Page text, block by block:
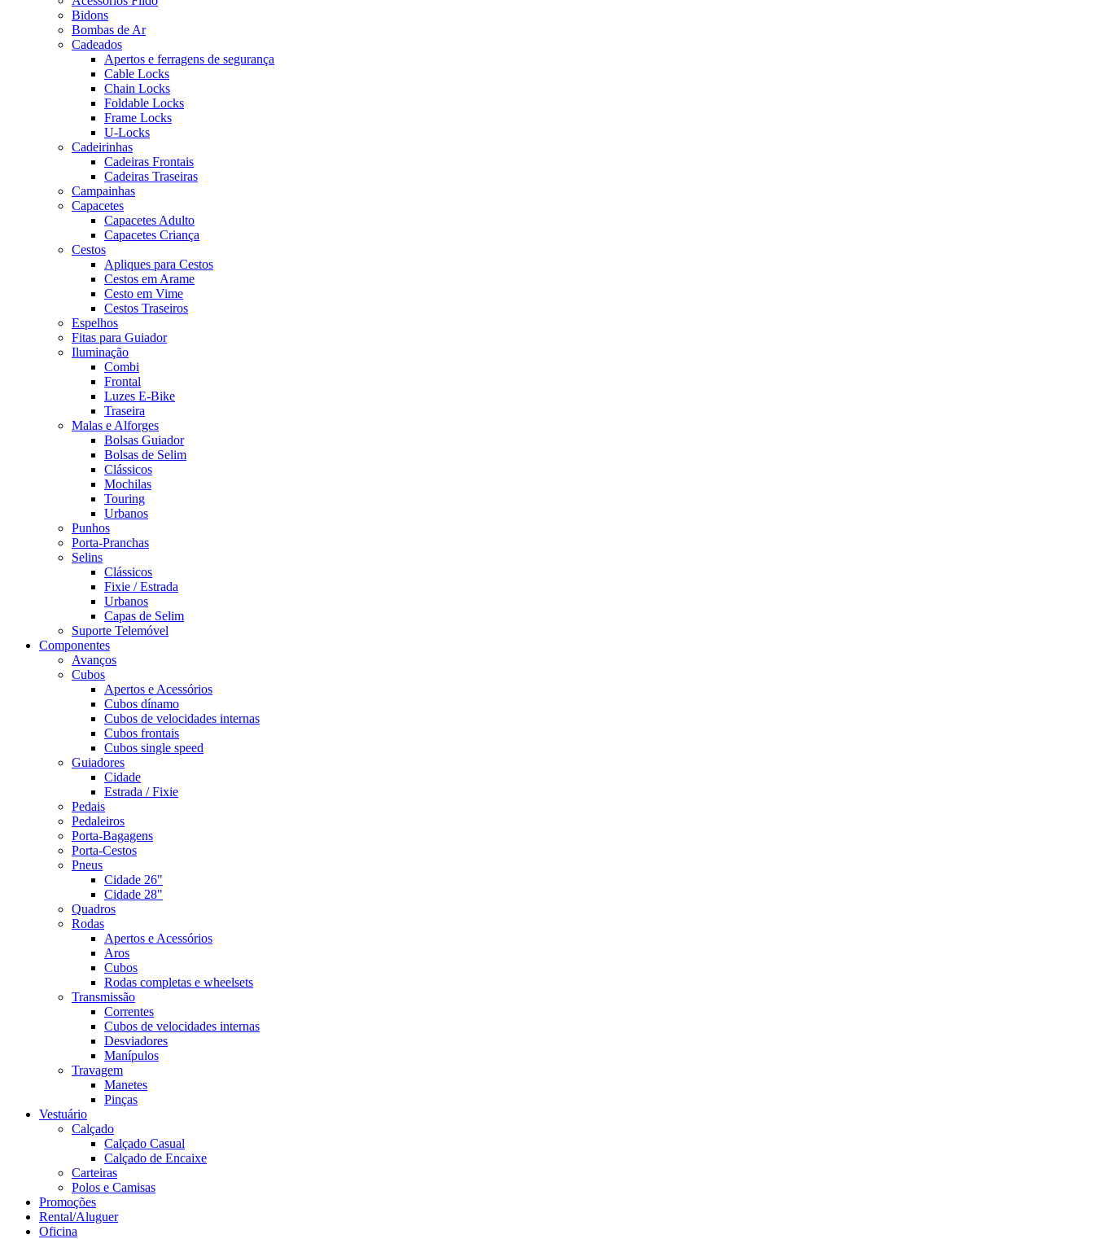
Bidons
Bombas de Ar
Cadeados
Apertos e ferragens de segurança
Cable Locks
Chain Locks
Foldable Locks
Frame Locks
U-Locks
Cadeirinhas
Cadeiras Frontais
Cadeiras Traseiras
Campainhas
Capacetes
Capacetes Adulto
Capacetes Criança
Cestos
Apliques para Cestos
Cestos em Arame
Cesto em Vime
Cestos Traseiros
Espelhos
Fitas para Guiador
Iluminação
Combi
Frontal
Luzes E-Bike
Traseira
Malas e Alforges
Bolsas Guiador
Bolsas de Selim
Clássicos
Mochilas
Touring
Urbanos
Punhos
Porta-Pranchas
Selins
Clássicos
Fixie / Estrada
Urbanos
Capas de Selim
Suporte Telemóvel
Componentes
Avanços
Cubos
Apertos e Acessórios
Cubos dínamo
Cubos de velocidades internas
Cubos frontais
Cubos single speed
Guiadores
Cidade
Estrada / Fixie
Pedais
Pedaleiros
Porta-Bagagens
Porta-Cestos
Pneus
Cidade 26"
Cidade 28"
Quadros
Rodas
Apertos e Acessórios
Aros
Cubos
Rodas completas e wheelsets
Transmissão
Correntes
Cubos de velocidades internas
Desviadores
Manípulos
Travagem
Manetes
Pinças
Vestuário
Calçado
Calçado Casual
Calçado de Encaixe
Carteiras
Polos e Camisas
Promoções
Rental/Aluguer
Oficina